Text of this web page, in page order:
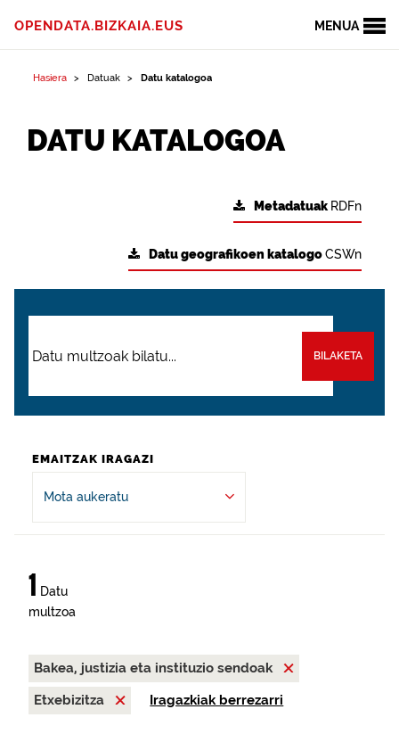
MENUA
OPENDATA.BIZKAIA.EUS
Hasiera Datuak Datu katalogoa
DATU KATALOGOA
Metadatuak RDFn
Datu geografikoen katalogoCSWn
BILAKETA
EMAITZAK IRAGAZI
Mota aukeratu
1 Datu
multzoa
Bakea, justizia eta instituzio sendoak
Etxebizitza
Iragazkiak berrezarri